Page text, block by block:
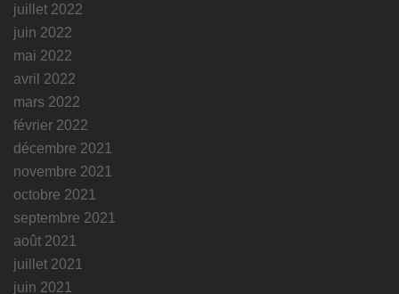
juillet 2022
juin 2022
mai 2022
avril 2022
mars 2022
février 2022
décembre 2021
novembre 2021
octobre 2021
septembre 2021
août 2021
juillet 2021
juin 2021